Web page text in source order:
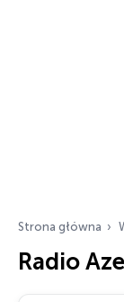
Strona główna
Radio